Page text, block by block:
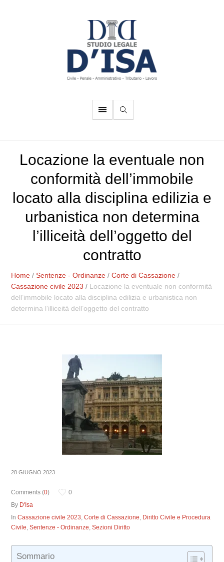
Locazione la eventuale non
conformità dell’immobile
locato alla disciplina edilizia e
urbanistica non determina
l’illiceità dell’oggetto del
contratto
Home /Sentenze - Ordinanze /Corte di Cassazione /
Cassazione civile 2023 / Locazione la eventuale non conformità
dell’immobile locato alla disciplina edilizia e urbanistica non
determina l’illiceità dell’oggetto del contratto
28 GIUGNO 2023
Comments (0)
0
By D'Isa
InCassazione civile 2023,Corte di Cassazione, Diritto Civile e Procedura
Civile,Sentenze - Ordinanze,Sezioni Diritto
Sommario